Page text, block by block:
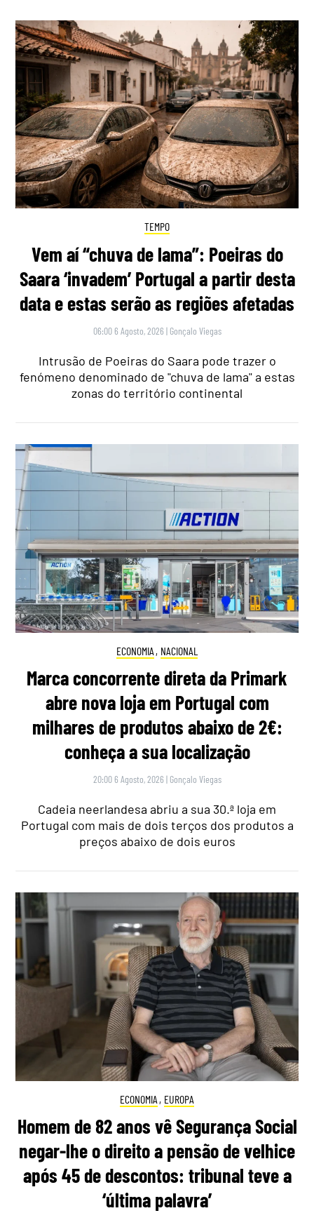
TEMPO
Vem aí “chuva de lama”: Poeiras do
Saara ‘invadem’ Portugal a partir desta
data e estas serão as regiões afetadas
06:00 6 Agosto, 2026 | Gonçalo Viegas
Intrusão de Poeiras do Saara pode trazer o
fenómeno denominado de "chuva de lama" a estas
zonas do território continental
ECONOMIA , NACIONAL
Marca concorrente direta da Primark
abre nova loja em Portugal com
milhares de produtos abaixo de 2€:
conheça a sua localização
20:00 6 Agosto, 2026 | Gonçalo Viegas
Cadeia neerlandesa abriu a sua 30.ª loja em
Portugal com mais de dois terços dos produtos a
preços abaixo de dois euros
ECONOMIA , EUROPA
Homem de 82 anos vê Segurança Social
negar-lhe o direito a pensão de velhice
após 45 de descontos: tribunal teve a
‘última palavra’